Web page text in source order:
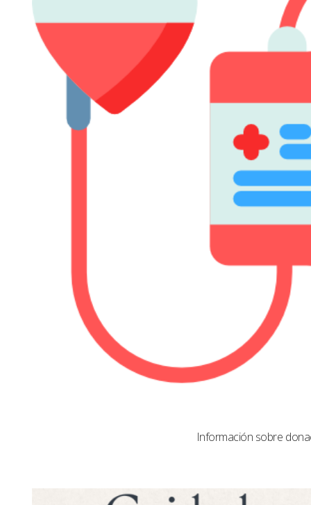
Información sobre